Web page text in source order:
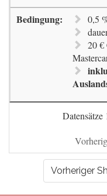
0,5
20 €
Datensätze
Vorheriger